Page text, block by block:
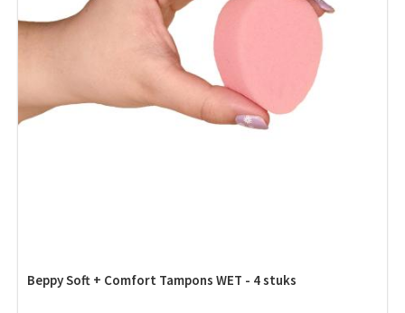
Beppy Soft + Comfort Tampons WET - 4 stuks